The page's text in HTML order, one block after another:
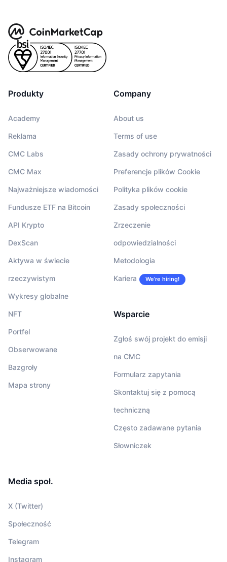
Produkty
Academy
Reklama
CMC Labs
CMC Max
Najważniejsze wiadomości
Fundusze ETF na Bitcoin
API Krypto
DexScan
Aktywa w świecie
rzeczywistym
Wykresy globalne
NFT
Portfel
Obserwowane
Bazgroły
Mapa strony
Company
About us
Terms of use
Zasady ochrony prywatności
Preferencje plików Cookie
Polityka plików cookie
Zasady społeczności
Zrzeczenie
odpowiedzialności
Metodologia
Kariera We’re hiring!
Wsparcie
Zgłoś swój projekt do emisji
na CMC
Formularz zapytania
Skontaktuj się z pomocą
techniczną
Często zadawane pytania
Słowniczek
Media społ.
X (Twitter)
Społeczność
Telegram
Instagram